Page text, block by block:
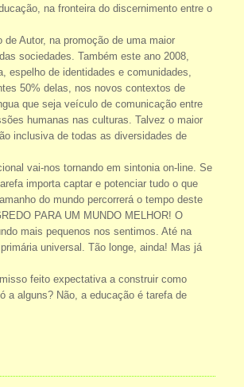
na fronteira do discernimento entre o
Autor, na promoção de uma maior
sociedades. Também este ano 2008,
espelho de identidades e comunidades,
50% delas, nos novos contextos de
que seja veículo de comunicação entre
humanas nas culturas. Talvez o maior
inclusiva de todas as diversidades de
vai-nos tornando em sintonia on-line. Se
importa captar e potenciar tudo o que
do mundo percorrerá o tempo deste
PARA UM MUNDO MELHOR! O
mais pequenos nos sentimos. Até na
universal. Tão longe, ainda! Mas já
feito expectativa a construir como
a alguns? Não, a educação é tarefa de